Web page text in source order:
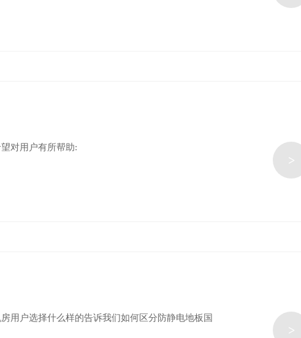
对用户有所帮助:
>
用户选择什么样的告诉我们如何区分防静电地板国
>